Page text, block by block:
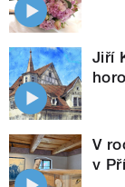
Jiří
V
v